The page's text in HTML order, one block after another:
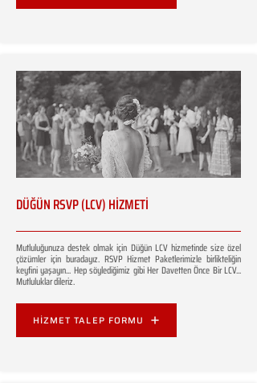
DÜĞÜN RSVP (LCV) HİZMETİ
Mutluluğunuza destek olmak için Düğün LCV hizmetinde size özel
çözümler için buradayız. RSVP Hizmet Paketlerimizle birlikteliğin
keyfini yaşayın... Hep söylediğimiz gibi Her Davetten Önce Bir LCV...
Mutluluklar dileriz.
HİZMET TALEP FORMU